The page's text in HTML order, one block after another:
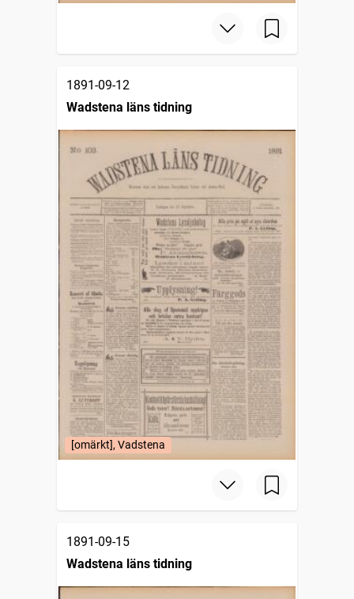
1891-09-12
Wadstena läns tidning
[omärkt], Vadstena
1891-09-15
Wadstena läns tidning